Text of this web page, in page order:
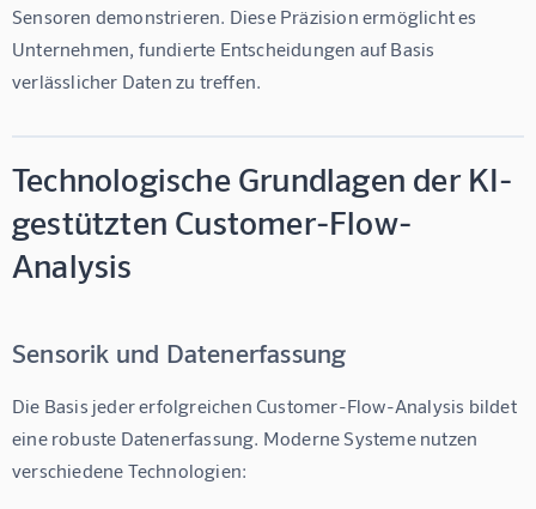
Sensoren demonstrieren. Diese Präzision ermöglicht es
Unternehmen, fundierte Entscheidungen auf Basis
verlässlicher Daten zu treffen.
Technologische Grundlagen der KI-
gestützten Customer-Flow-
Analysis
Sensorik und Datenerfassung
Die Basis jeder erfolgreichen Customer-Flow-Analysis bildet
eine robuste Datenerfassung. Moderne Systeme nutzen
verschiedene Technologien: